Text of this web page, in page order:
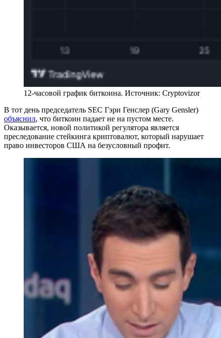
12-часовой график биткоина. Источник: Cryptovizor
В тот день председатель SEC Гэри Генслер (Gary Gensler)
объяснил, что биткоин падает не на пустом месте.
Оказывается, новой политикой регулятора является
преследование стейкинга криптовалют, который нарушает
право инвесторов США на безусловный профит.